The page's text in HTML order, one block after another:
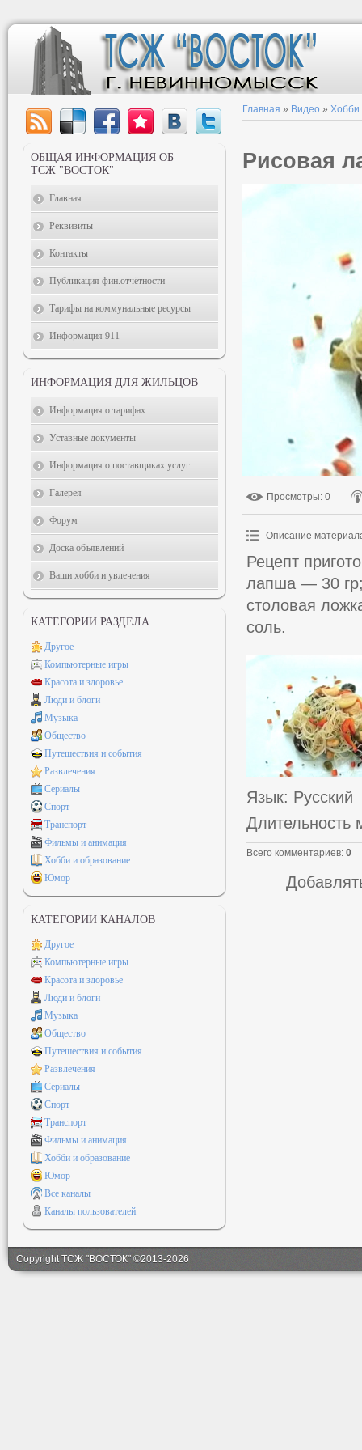
Главная » Видео » Хобби
Рисовая
Просмотры: 0
Описание
Рецепт
лапша — 30
столовая
соль.
Язык: Русский
Длительность
Всего комментариев: 0
ОБЩАЯ ИНФОРМАЦИЯ ОБ
ТСЖ "ВОСТОК"
Главная
Реквизиты
Контакты
Публикация фин.отчётности
Тарифы на коммунальные ресурсы
Информация 911
ИНФОРМАЦИЯ ДЛЯ ЖИЛЬЦОВ
Информация о тарифах
Уставные документы
Информация о поставщиках услуг
Галерея
Форум
Доска объявлений
Ваши хобби и увлечения
КАТЕГОРИИ РАЗДЕЛА
Другое
Компьютерные игры
Красота и здоровье
Люди и блоги
Музыка
Общество
Путешествия и события
Развлечения
Сериалы
Спорт
Транспорт
Фильмы и анимация
Хобби и образование
Юмор
КАТЕГОРИИ КАНАЛОВ
Другое
Компьютерные игры
Красота и здоровье
Люди и блоги
Музыка
Общество
Путешествия и события
Развлечения
Сериалы
Спорт
Транспорт
Фильмы и анимация
Хобби и образование
Юмор
Все каналы
Каналы пользователей
Copyright ТСЖ "ВОСТОК" ©2013-2026